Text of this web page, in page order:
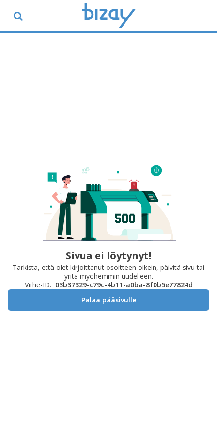
Sivua ei löytynyt!
Tarkista, että olet kirjoittanut osoitteen oikein, päivitä sivu tai
yritä myöhemmin uudelleen.
Virhe-ID: 03b37329-c79c-4b11-a0ba-8f0b5e77824d